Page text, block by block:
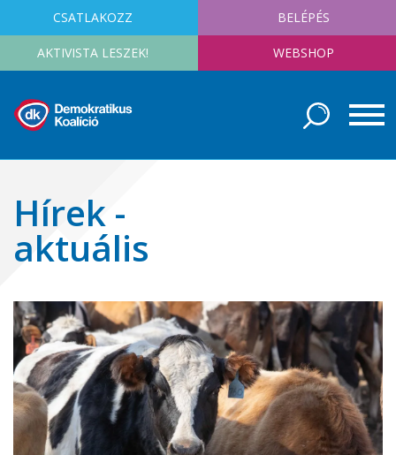
CSATLAKOZZ BELÉPÉS
AKTIVISTA LESZEK! WEBSHOP
Hírek -
aktuális